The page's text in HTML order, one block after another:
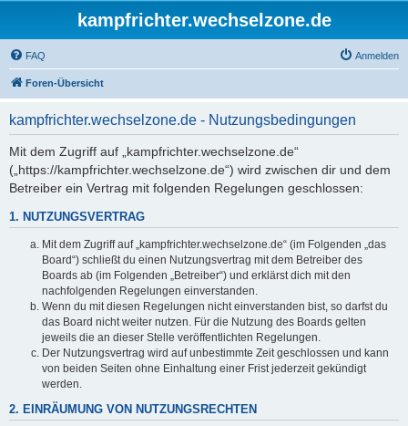
kampfrichter.wechselzone.de
FAQ Anmelden
Foren-Übersicht
kampfrichter.wechselzone.de - Nutzungsbedingungen
Mit dem Zugriff auf „kampfrichter.wechselzone.de“
(„https://kampfrichter.wechselzone.de“) wird zwischen dir und dem
Betreiber ein Vertrag mit folgenden Regelungen geschlossen:
1. NUTZUNGSVERTRAG
Mit dem Zugriff auf „kampfrichter.wechselzone.de“ (im Folgenden „das
Board“) schließt du einen Nutzungsvertrag mit dem Betreiber des
Boards ab (im Folgenden „Betreiber“) und erklärst dich mit den
nachfolgenden Regelungen einverstanden.
Wenn du mit diesen Regelungen nicht einverstanden bist, so darfst du
das Board nicht weiter nutzen. Für die Nutzung des Boards gelten
jeweils die an dieser Stelle veröffentlichten Regelungen.
Der Nutzungsvertrag wird auf unbestimmte Zeit geschlossen und kann
von beiden Seiten ohne Einhaltung einer Frist jederzeit gekündigt
werden.
2. EINRÄUMUNG VON NUTZUNGSRECHTEN